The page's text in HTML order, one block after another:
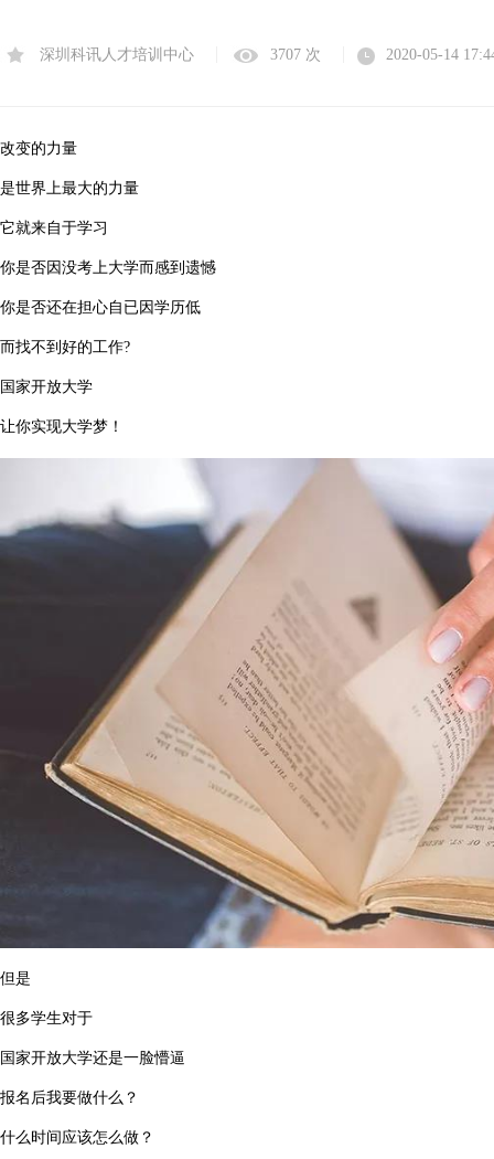
深圳科讯人才培训中心 3707 次 2020-05-14
改变的力量
是世界上最大的力量
它就来自于学习
你是否因没考上大学而感到遗憾
你是否还在担心自已因学历低
而找不到好的工作?
国家开放大学
让你实现大学梦！
但是
很多学生对于
国家开放大学还是一脸懵逼
报名后我要做什么？
什么时间应该怎么做？